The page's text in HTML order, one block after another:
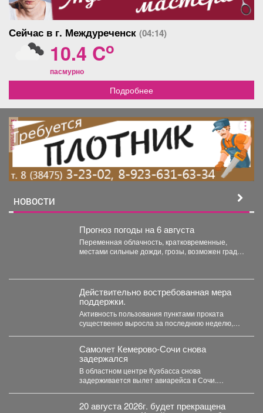
Сейчас в г. Междуреченск (04:14)
10.4 Co
пасмурно
Подробнее
реклама
НОВОСТИ
Прогноз погоды на 6 августа
Переменная облачность, кратковременные,
местами сильные дожди, грозы, возможен град.
Действительно востребованная мера
поддержки.
Активность пользования пунктами проката
существенно выросла за последнюю неделю,
Самолет Кемерово-Сочи снова
задержался
В областном центре Кузбасса снова
задерживается вылет авиарейса в Сочи.
20 августа 2026г. будет прекращена